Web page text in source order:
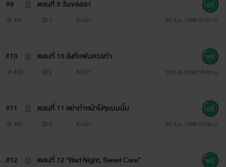
#9 ตอนที่ 9 วันของเรา
431 1 9 หน้า 20 ส.ค. 2568 01:31 น.
#10 ตอนที่ 10 สิ่งที่เเฟนควรทำ
433 2 8 หน้า 19 ส.ค. 2568 14:48 น.
#11 ตอนที่ 11 อย่าทำหน้าโง่ๆเเบบนั้น
483 2 8 หน้า 22 ส.ค. 2568 03:02 น.
#12 ตอนที่ 12 “Bad Night, Sweet Care”